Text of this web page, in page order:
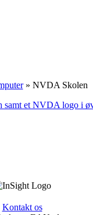
» NVDA Skolen
Kontakt os